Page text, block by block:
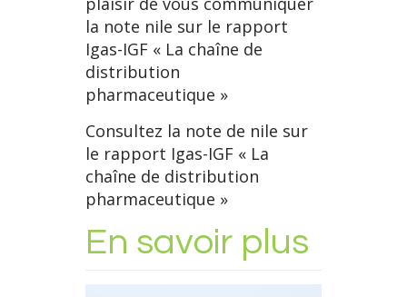
la note nile sur le rapport
Igas-IGF « La chaîne de
distribution
pharmaceutique »
Consultez la note de nile sur
le rapport Igas-IGF « La
chaîne de distribution
pharmaceutique »
En savoir plus